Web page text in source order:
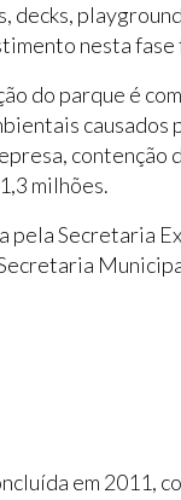
decks,
nesta fase
do parque é
causados
contenção
milhões.
pela Secretaria
em 2011,